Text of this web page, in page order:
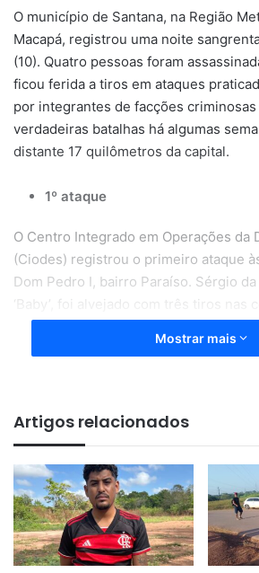
O município de Santana, na Região
Macapá, registrou uma noite
(10). Quatro pessoas foram
ficou ferida a tiros em ataques
por integrantes de facções criminosas
verdadeiras batalhas há algumas
distante 17 quilômetros da capital.
1º ataque
O Centro Integrado em Operações da
(Ciodes) registrou o primeiro ataque
Dom Pedro I, bairro Paraíso. Sérgio
‘Baby’, foi alvejado com três tiros nas
vítima, identificada como Edilan
foi baleado nas costas.
Mostrar mais
Artigos relacionados